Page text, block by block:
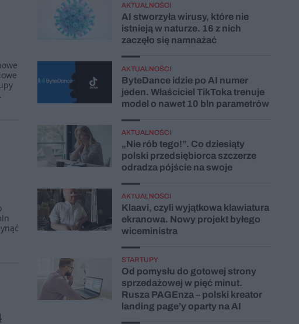
AKTUALNOŚCI
AI stworzyła wirusy, które nie
istnieją w naturze. 16 z nich
zaczęło się namnażać
AKTUALNOŚCI
ByteDance idzie po AI numer
jeden. Właściciel TikToka trenuje
model o nawet 10 bln parametrów
AKTUALNOŚCI
„Nie rób tego!”. Co dziesiąty
polski przedsiębiorca szczerze
odradza pójście na swoje
AKTUALNOŚCI
Klaavi, czyli wyjątkowa klawiatura
ekranowa. Nowy projekt byłego
wiceministra
STARTUPY
Od pomysłu do gotowej strony
sprzedażowej w pięć minut.
Rusza PAGEnza – polski kreator
landing page’y oparty na AI